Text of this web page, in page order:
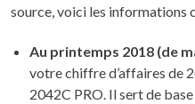
source, voici les informations
Au printemps 2018 (de
votre chiffre d’affaires de
2042C PRO. Il sert de